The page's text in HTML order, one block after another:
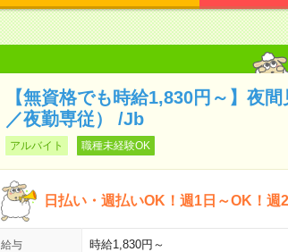
【無資格でも時給1,830円～】夜
／夜勤専従） /Jb
アルバイト 職種未経験OK
日払い・週払いOK！週1日～OK！週
給与
時給1,830円～